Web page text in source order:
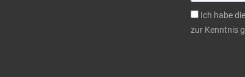
Ich habe die
zur Kenntnis